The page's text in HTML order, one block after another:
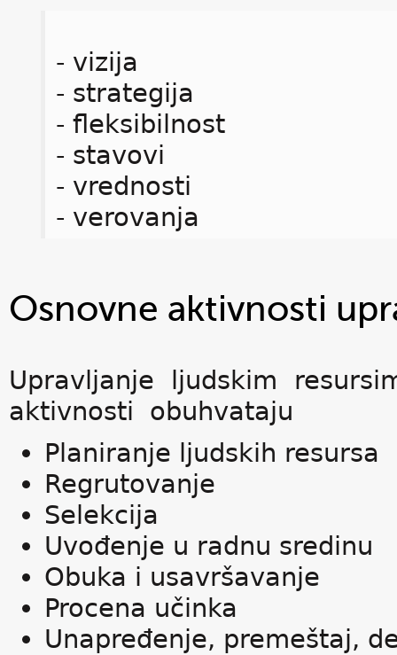
- vizija
- strategija
- fleksibilnost
- stavovi
- vrednosti
- verovanja
Osnovne aktivnosti
Upravljanje ljudskim
aktivnosti obuhvataju
Planiranje ljudskih resursa
Regrutovanje
Selekcija
Uvođenje u radnu sredinu
Obuka i usavršavanje
Procena učinka
Unapređenje, premeštaj,